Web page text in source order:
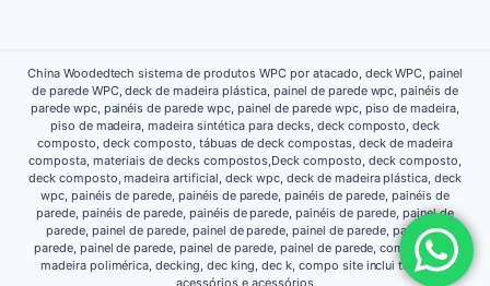
China Woodedtech sistema de produtos WPC por atacado, deck WPC, painel
de parede WPC, deck de madeira plástica, painel de parede wpc, painéis de
parede wpc, painéis de parede wpc, painel de parede wpc, piso de madeira,
piso de madeira, madeira sintética para decks, deck composto, deck
composto, deck composto, tábuas de deck compostas, deck de madeira
composta, materiais de decks compostos,Deck composto, deck composto,
deck composto, madeira artificial, deck wpc, deck de madeira plástica, deck
wpc, painéis de parede, painéis de parede, painéis de parede, painéis de
parede, painéis de parede, painéis de parede, painéis de parede, painel de
parede, painel de parede, painel de parede, painel de parede, painel de
parede, painel de parede, painel de parede, painel de parede, composto de
madeira polimérica, decking, dec king, dec k, compo site inclui todos os